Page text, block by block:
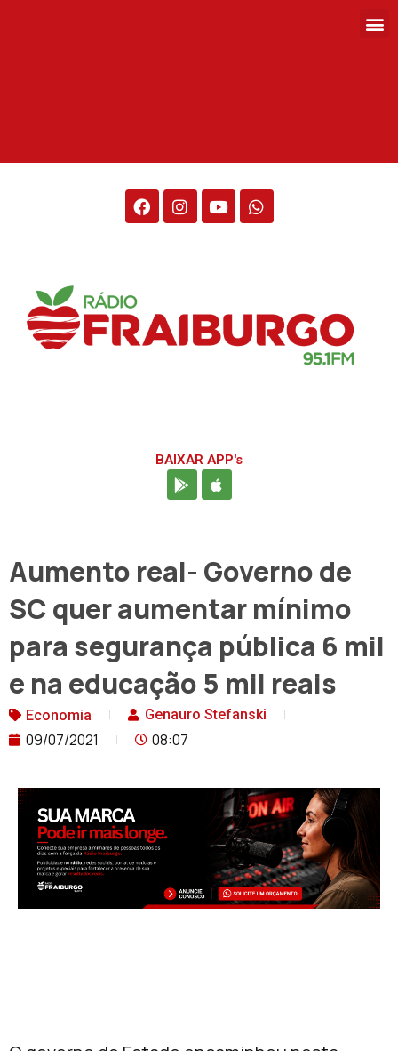
BAIXAR APP's
Aumento real- Governo de
SC quer aumentar mínimo
para segurança pública 6 mil
e na educação 5 mil reais
Economia Genauro Stefanski
09/07/2021 08:07